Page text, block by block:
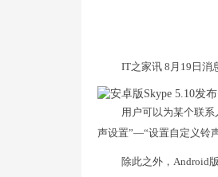
IT之家讯 8月19日消
用户可以为某个联
声设置”—“设置自定义铃
除此之外，Android